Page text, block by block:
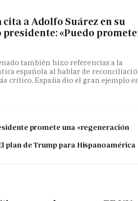
a Adolfo Suárez en su
presidente: «Puedo
también hizo referencias a la
española al hablar de
crítico, España dio el gran ejemplo
promete una «regeneración
plan de Trump para Hispanoamérica